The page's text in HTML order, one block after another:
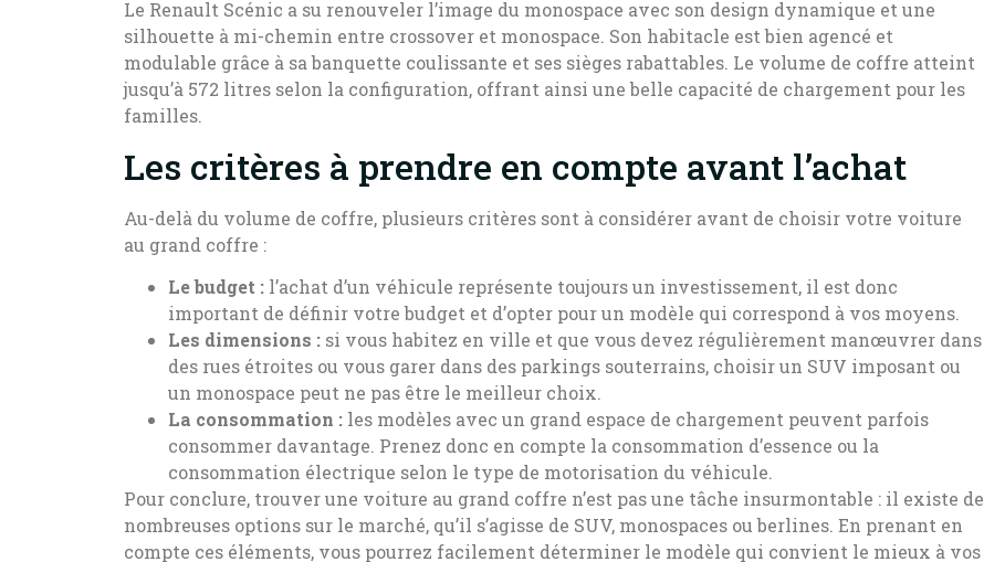
Le Renault Scénic a su renouveler l’image du monospace avec son design dynamique et une
silhouette à mi-chemin entre crossover et monospace. Son habitacle est bien agencé et
modulable grâce à sa banquette coulissante et ses sièges rabattables. Le volume de coffre atteint
jusqu’à 572 litres selon la configuration, offrant ainsi une belle capacité de chargement pour les
familles.
Les critères à prendre en compte avant l’achat
Au-delà du volume de coffre, plusieurs critères sont à considérer avant de choisir votre voiture
au grand coffre :
Le budget : l’achat d’un véhicule représente toujours un investissement, il est donc
important de définir votre budget et d’opter pour un modèle qui correspond à vos moyens.
Les dimensions : si vous habitez en ville et que vous devez régulièrement manœuvrer dans
des rues étroites ou vous garer dans des parkings souterrains, choisir un SUV imposant ou
un monospace peut ne pas être le meilleur choix.
La consommation : les modèles avec un grand espace de chargement peuvent parfois
consommer davantage. Prenez donc en compte la consommation d’essence ou la
consommation électrique selon le type de motorisation du véhicule.
Pour conclure, trouver une voiture au grand coffre n’est pas une tâche insurmontable : il existe de
nombreuses options sur le marché, qu’il s’agisse de SUV, monospaces ou berlines. En prenant en
compte ces éléments, vous pourrez facilement déterminer le modèle qui convient le mieux à vos